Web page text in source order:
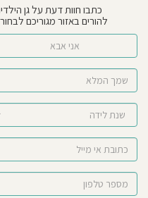
כתבו חוות דעת על גן
להורים באזור מגוריכם
אני אבא